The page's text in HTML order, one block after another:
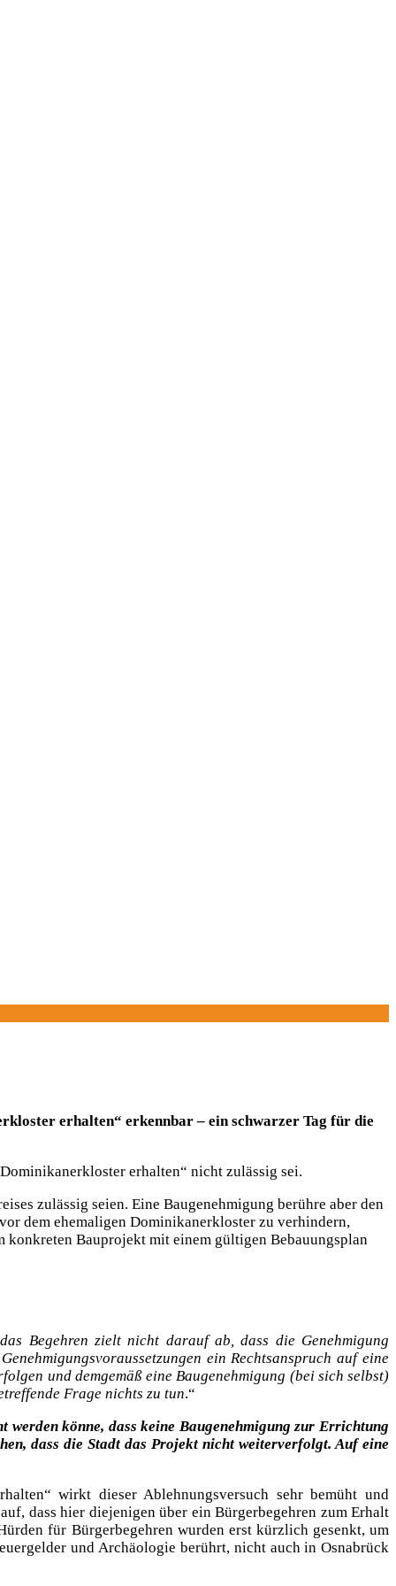
erhalten“ erkennbar – ein schwarzer Tag für die
erhalten“ nicht zulässig sei.
zulässig seien. Eine Baugenehmigung berühre aber den
dem ehemaligen Dominikanerkloster zu verhindern,
konkreten Bauprojekt mit einem gültigen Bebauungsplan
Begehren zielt nicht darauf ab, dass die Genehmigung
ein Rechtsanspruch auf eine
und demgemäß eine Baugenehmigung (bei sich selbst)
Frage nichts zu tun.“
könne, dass keine Baugenehmigung zur Errichtung
dass die Stadt das Projekt nicht weiterverfolgt. Auf eine
wirkt dieser Ablehnungsversuch sehr bemüht und
dass hier diejenigen über ein Bürgerbegehren zum Erhalt
für Bürgerbegehren wurden erst kürzlich gesenkt, um
und Archäologie berührt, nicht auch in Osnabrück